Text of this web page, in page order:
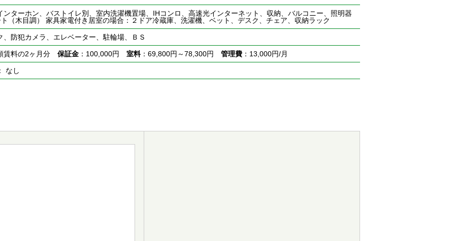
ンターホン、バストイレ別、室内洗濯機置場、IHコンロ、高速光インターネット、収納、バルコニー、照明器
（木目調） 家具家電付き居室の場合：２ドア冷蔵庫、洗濯機、ベット、デスク、チェア、収納ラック
、防犯カメラ、エレベーター、駐輪場、ＢＳ
賃料の2ヶ月分 保証金：100,000円 室料：69,800円～78,300円 管理費：13,000円/月
なし